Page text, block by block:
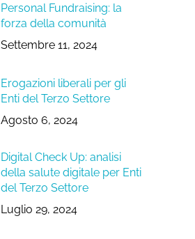
Personal Fundraising: la
forza della comunità
Settembre 11, 2024
Erogazioni liberali per gli
Enti del Terzo Settore
Agosto 6, 2024
Digital Check Up: analisi
della salute digitale per Enti
del Terzo Settore
Luglio 29, 2024